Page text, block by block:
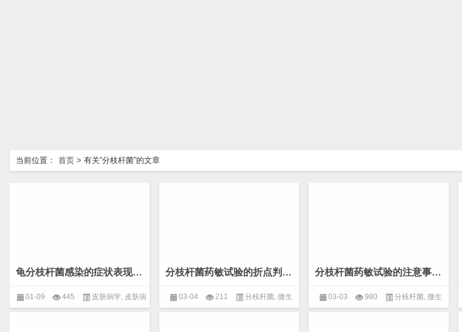
当前位置： 首页 > 有关“分枝杆菌”的文章
龟分枝杆菌感染的症状表现(皮肤病学 细菌性皮肤病)
01-09 445 皮肤病学, 皮肤病
分枝杆菌药敏试验的折点判断标准参考哪个文献？(微生物 分枝杆菌)
03-04 211 分枝杆菌, 微生
分枝杆菌药敏试验的注意事项如何？(微生物 分枝杆菌)
03-03 980 分枝杆菌, 微生